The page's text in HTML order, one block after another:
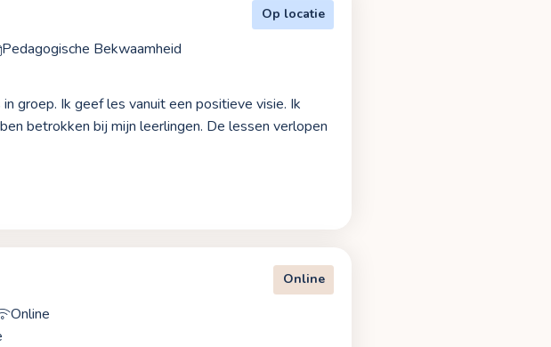
Op locatie
Pedagogische Bekwaamheid
groep. Ik geef les vanuit een positieve visie. Ik
betrokken bij mijn leerlingen. De lessen verlopen
Online
Online